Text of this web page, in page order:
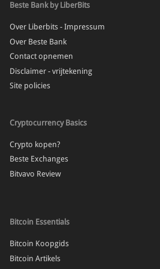
Beste Bank by LiberBits
Over Liberbits - Impressum
Over Beste Bank
Contact opnemen
Disclaimer - vrijtekening
Site policies
Cryptocurrency Basics
Crypto kopen?
Beste Exchanges
Bitvavo Review
Bitcoin Essentials
Bitcoin Koopgids
Bitcoin Artikels